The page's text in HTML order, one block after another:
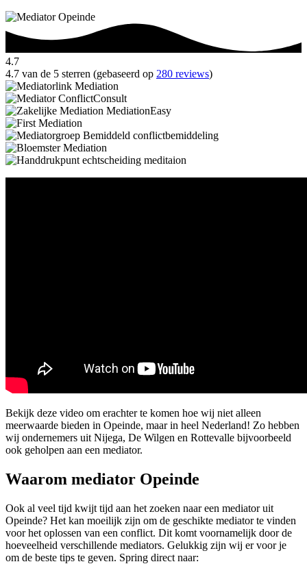
4.7
4.7 van de 5 sterren (gebaseerd op 280 reviews)
Bekijk deze video om erachter te komen hoe wij niet alleen
meerwaarde bieden in Opeinde, maar in heel Nederland! Zo hebben
wij ondernemers uit Nijega, De Wilgen en Rottevalle bijvoorbeeld
ook geholpen aan een mediator.
Waarom mediator Opeinde
Ook al veel tijd kwijt tijd aan het zoeken naar een mediator uit
Opeinde? Het kan moeilijk zijn om de geschikte mediator te vinden
voor het oplossen van een conflict. Dit komt voornamelijk door de
hoeveelheid verschillende mediators. Gelukkig zijn wij er voor je
om de beste tips te geven. Spring direct naar: